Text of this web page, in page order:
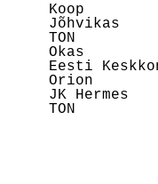
Koop
Jõhvikas
TON
Okas
Eesti
Orion
JK Hermes